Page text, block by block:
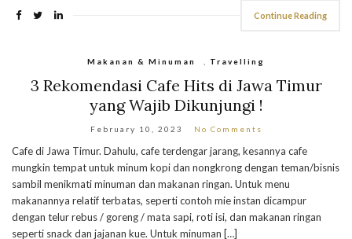
Continue Reading
Makanan & Minuman Travelling
3 Rekomendasi Cafe Hits di Jawa Timur
yang Wajib Dikunjungi !
February 10, 2023 No Comments
Cafe di Jawa Timur. Dahulu, cafe terdengar jarang, kesannya cafe
mungkin tempat untuk minum kopi dan nongkrong dengan teman/bisnis
sambil menikmati minuman dan makanan ringan. Untuk menu
makanannya relatif terbatas, seperti contoh mie instan dicampur
dengan telur rebus / goreng / mata sapi, roti isi, dan makanan ringan
seperti snack dan jajanan kue. Untuk minuman […]